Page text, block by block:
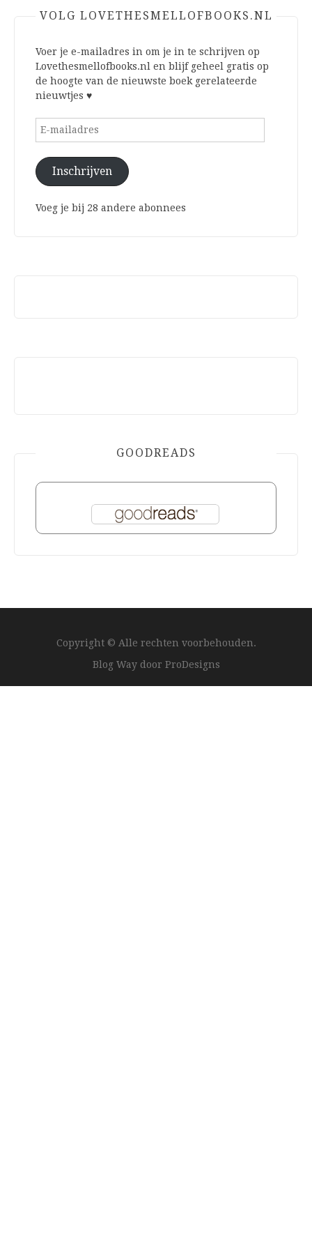
VOLG LOVETHESMELLOFBOOKS.NL
Voer je e-mailadres in om je in te schrijven op
Lovethesmellofbooks.nl en blijf geheel gratis op
de hoogte van de nieuwste boek gerelateerde
nieuwtjes ♥
E-
Inschrijven
Voeg je bij 28 andere abonnees
GOODREADS
Copyright © Alle rechten voorbehouden.
Blog Way door ProDesigns